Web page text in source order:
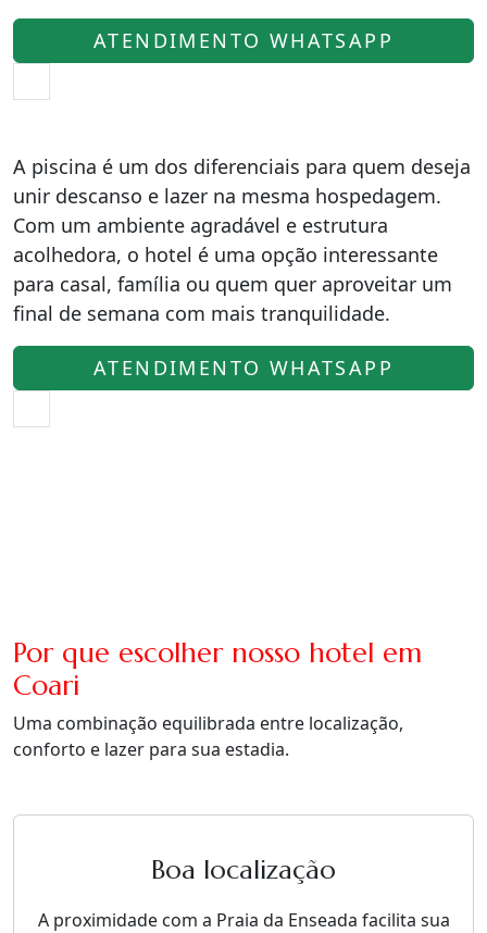
ATENDIMENTO WHATSAPP
A piscina é um dos diferenciais para quem deseja
unir descanso e lazer na mesma hospedagem.
Com um ambiente agradável e estrutura
acolhedora, o hotel é uma opção interessante
para casal, família ou quem quer aproveitar um
final de semana com mais tranquilidade.
ATENDIMENTO WHATSAPP
Por que escolher nosso hotel em
Coari
Uma combinação equilibrada entre localização,
conforto e lazer para sua estadia.
Boa localização
A proximidade com a Praia da Enseada facilita sua